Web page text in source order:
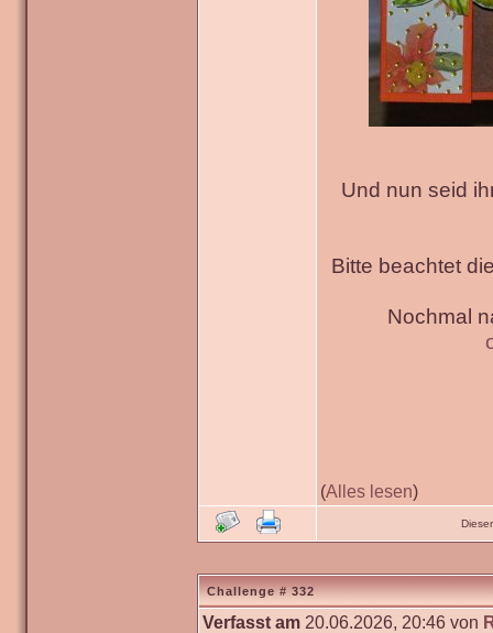
Und nun seid
Bitte beachtet
Nochmal
(Alles lesen)
Challenge # 332
Verfasst am 20.06.2026, 20:46 von